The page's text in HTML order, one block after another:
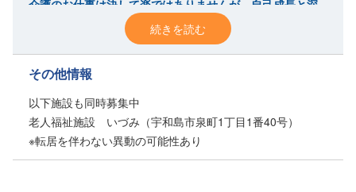
介護のお仕事は決して楽ではありませんが、自己成長と深
い充実感を味わえます。
・感謝の言葉を頂ける瞬間に人の役に立っていると実感で
きる
・体力を使う場面もあるので適度な運動になる
・高齢化社会を支え社会貢献度が高い
続きを読む
その他情報
以下施設も同時募集中
老人福祉施設 いづみ（宇和島市泉町1丁目1番40号）
※転居を伴わない異動の可能性あり